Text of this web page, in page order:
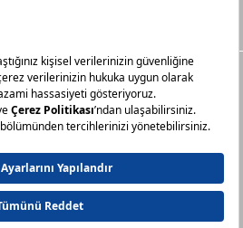
- 0850 532 43 23